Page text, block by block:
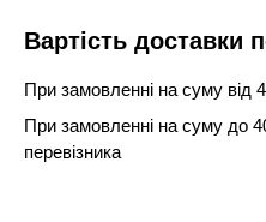
Вартість доставки
При замовленні на суму від
При замовленні на суму до
перевізника